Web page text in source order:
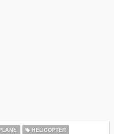
HELICOPTER